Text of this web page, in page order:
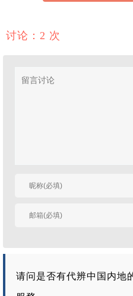
讨论：2 次
有人回复时邮件通知
请问是否有代辨中国内地